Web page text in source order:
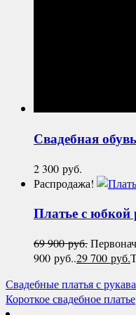
Свадебная обувь
2 300 руб.
Распродажа!
Платье с юбкой
69 900руб.
900 руб..29 700 руб.
Свадебные платья с
Короткое свадебное платье